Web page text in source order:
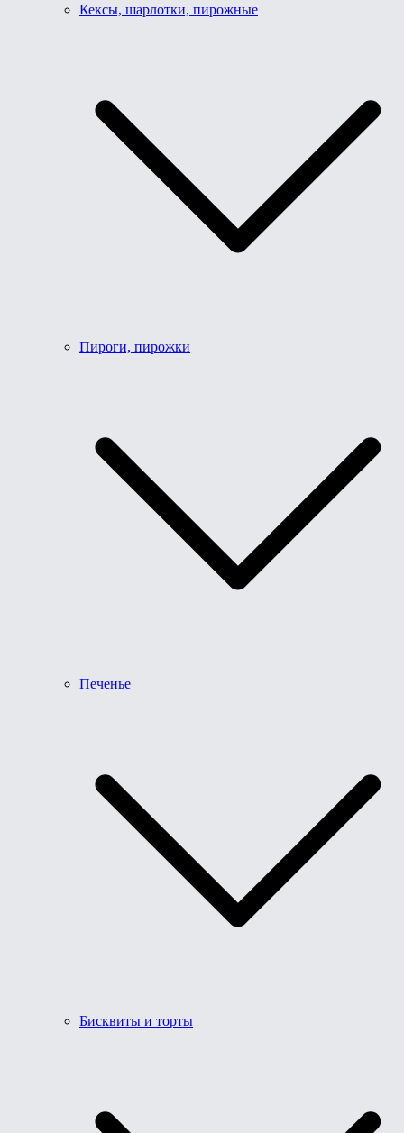
Кексы, шарлотки, пирожные
Пироги, пирожки
Печенье
Бисквиты и торты